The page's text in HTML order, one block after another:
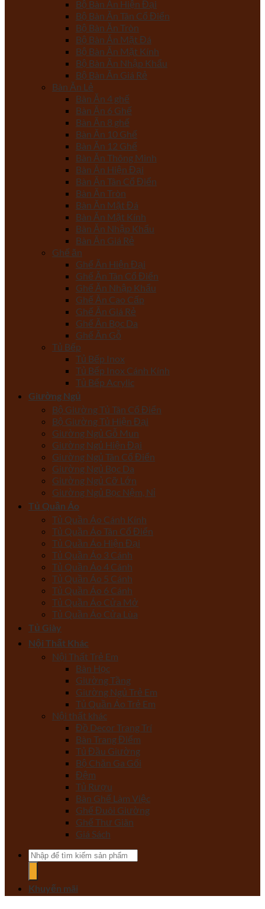
Bộ Bàn Ăn Hiện Đại
Bộ Bàn Ăn Tân Cổ Điển
Bộ Bàn Ăn Tròn
Bộ Bàn Ăn Mặt Đá
Bộ Bàn Ăn Mặt Kính
Bộ Bàn Ăn Nhập Khẩu
Bộ Bàn Ăn Giá Rẻ
Bàn Ăn Lẻ
Bàn Ăn 4 ghế
Bàn Ăn 6 Ghế
Bàn Ăn 8 ghế
Bàn Ăn 10 Ghế
Bàn Ăn 12 Ghế
Bàn Ăn Thông Minh
Bàn Ăn Hiện Đại
Bàn Ăn Tân Cổ Điển
Bàn Ăn Tròn
Bàn Ăn Mặt Đá
Bàn Ăn Mặt Kính
Bàn Ăn Nhập Khẩu
Bàn Ăn Giá Rẻ
Ghế ăn
Ghế Ăn Hiện Đại
Ghế Ăn Tân Cổ Điển
Ghế Ăn Nhập Khẩu
Ghế Ăn Cao Cấp
Ghế Ăn Giá Rẻ
Ghế Ăn Bọc Da
Ghế Ăn Gỗ
Tủ Bếp
Tủ Bếp Inox
Tủ Bếp Inox Cánh Kính
Tủ Bếp Acrylic
Giường Ngủ
Bộ Giường Tủ Tân Cổ Điển
Bộ Giường Tủ Hiện Đại
Giường Ngủ Gỗ Mun
Giường Ngủ Hiện Đại
Giường Ngủ Tân Cổ Điển
Giường Ngủ Bọc Da
Giường Ngủ Cỡ Lớn
Giường Ngủ Bọc Nệm, Nỉ
Tủ Quần Áo
Tủ Quần Áo Cánh Kính
Tủ Quần Áo Tân Cổ Điển
Tủ Quần Áo Hiện Đại
Tủ Quần Áo 3 Cánh
Tủ Quần Áo 4 Cánh
Tủ Quần Áo 5 Cánh
Tủ Quần Áo 6 Cánh
Tủ Quần Áo Cửa Mở
Tủ Quần Áo Cửa Lùa
Tủ Giày
Nội Thất Khác
Nội Thất Trẻ Em
Bàn Học
Giường Tầng
Giường Ngủ Trẻ Em
Tủ Quần Áo Trẻ Em
Nội thất khác
Đồ Decor Trang Trí
Bàn Trang Điểm
Tủ Đầu Giường
Bộ Chăn Ga Gối
Đệm
Tủ Rượu
Bàn Ghế Làm Việc
Ghế Đuôi Giường
Ghế Thư Giãn
Giá Sách
Tìm
kiếm:
Khuyến mãi